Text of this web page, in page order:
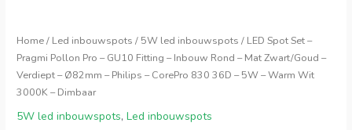
Home/ Led inbouwspots / 5W led inbouwspots / LED Spot Set –
Pragmi Pollon Pro – GU10 Fitting – Inbouw Rond – Mat Zwart/Goud –
Verdiept – Ø82mm – Philips – CorePro 830 36D – 5W – Warm Wit
3000K – Dimbaar
5W led inbouwspots,Led inbouwspots